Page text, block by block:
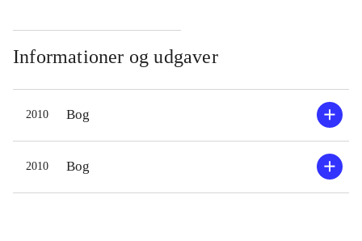
Informationer og udgaver
2010 Bog
2010 Bog